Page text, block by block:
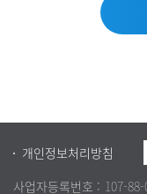
개인정보처리방침
사업자등록번호 : 107-